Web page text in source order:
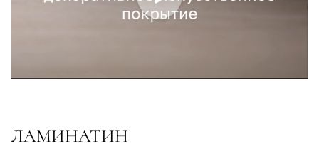
ЛАМИНАТИН